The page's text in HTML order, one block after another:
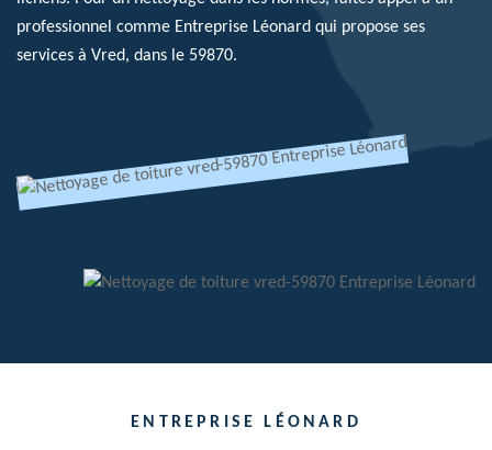
professionnel comme Entreprise Léonard qui propose ses
services à Vred, dans le 59870.
ENTREPRISE LÉONARD